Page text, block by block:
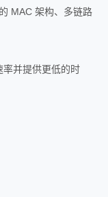
MAC 架构、多链路
并提供更低的时